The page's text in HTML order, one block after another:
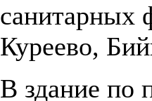
санитарных
Куреево,
В здание по